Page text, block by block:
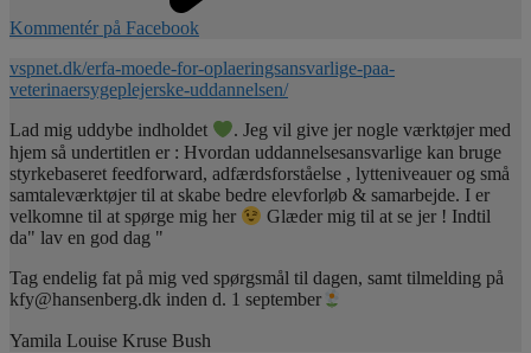
Kommentér på Facebook
vspnet.dk/erfa-moede-for-oplaeringsansvarlige-paa-
veterinaersygeplejerske-uddannelsen/
Lad mig uddybe indholdet
. Jeg vil give jer nogle værktøjer med
hjem så undertitlen er : Hvordan uddannelsesansvarlige kan bruge
styrkebaseret feedforward, adfærdsforståelse , lytteniveauer og små
samtaleværktøjer til at skabe bedre elevforløb & samarbejde. I er
velkomne til at spørge mig her
Glæder mig til at se jer ! Indtil
da" lav en god dag "
Tag endelig fat på mig ved spørgsmål til dagen, samt tilmelding på
kfy@hansenberg.dk inden d. 1 september
Yamila Louise Kruse Bush